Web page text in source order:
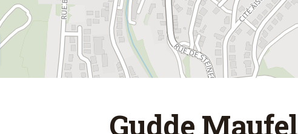
Gudde Maufel